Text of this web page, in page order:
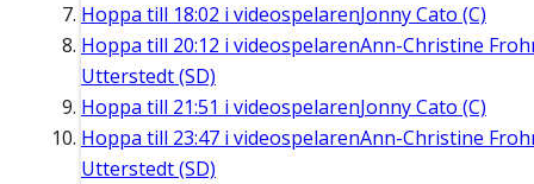
Hoppa till 18:02 i videospelarenJonny Cato (C)
Hoppa till 20:12 i videospelarenAnn-Christine
Utterstedt (SD)
Hoppa till 21:51 i videospelarenJonny Cato (C)
Hoppa till 23:47 i videospelarenAnn-Christine
Utterstedt (SD)